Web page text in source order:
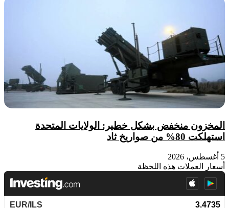
المخزون منخفض بشكل خطير: الولايات المتحدة
استهلكت 80% من صواريخ ثاد
5 أغسطس، 2026
أسعار العملات هذه اللحظة